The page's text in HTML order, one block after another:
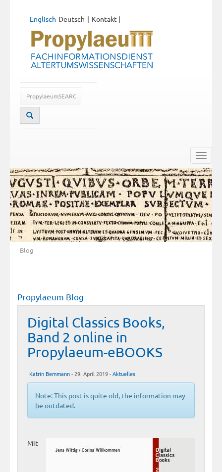
Deutsch
Englisch Kontakt |
Toggle
Blog
Propylaeum Blog
Digital Classics Books,
Band 2 online in
Propylaeum-eBOOKS
Katrin Bemmann- 29. April 2019 -Aktuelles
Note: This post is quite old, the information may
be outdated.
Mit